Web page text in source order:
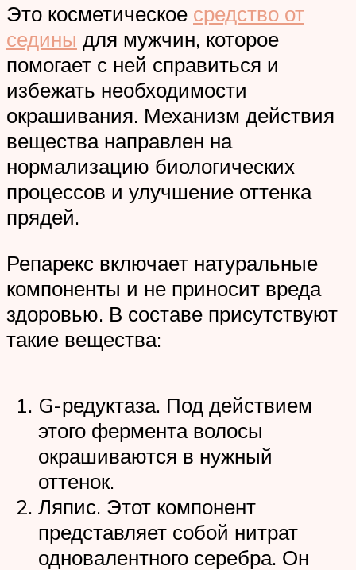
Это косметическое средство от
седины для мужчин, которое
помогает с ней справиться и
избежать необходимости
окрашивания. Механизм действия
вещества направлен на
нормализацию биологических
процессов и улучшение оттенка
прядей.
Репарекс включает натуральные
компоненты и не приносит вреда
здоровью. В составе присутствуют
такие вещества:
G-редуктаза. Под действием
этого фермента волосы
окрашиваются в нужный
оттенок.
Ляпис. Этот компонент
представляет собой нитрат
одновалентного серебра. Он